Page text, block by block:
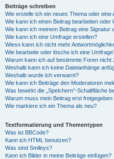
Beiträge schreiben
Wie erstelle ich ein neues Thema oder eine
Wie kann ich einen Beitrag bearbeiten oder
Wie kann ich meinem Beitrag eine Signatur
Wie kann ich eine Umfrage erstellen?
Wieso kann ich nicht mehr
Wie bearbeite oder lösche ich eine
Warum kann ich auf bestimmte Foren nicht
Weshalb kann ich keine Dateianhänge
Weshalb wurde ich verwarnt?
Wie kann ich Beiträge den Moderatoren
Was bewirkt die „Speichern“-Schaltfläche
Warum muss mein Beitrag erst freigegeben
Wie markiere ich ein Thema als neu?
Textformatierung und Thementypen
Was ist BBCode?
Kann ich HTML benutzen?
Was sind Smileys?
Kann ich Bilder in meine Beiträge einfügen?